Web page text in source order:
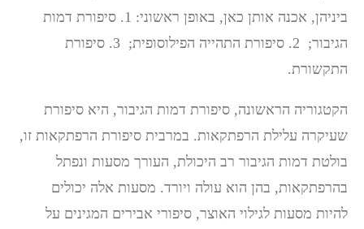
ביניהן, אכנה אותן כאן, באופן ראשוני: 1. סיפורת דמות
הגיבור; 2. סיפורת התהייה הפילוסופית; 3. סיפורת
התקשורת.
הקטגוריה הראשונה, סיפורת דמות הגיבור, היא סיפורת
שעיקרה עלילת הרפתקאות. במרבית סיפורת הרפתקאות זו,
בולטת דמות הגיבור רב היכולת, העורך מסעות ונפתל
בהרפתקאות, בהן הוא עולה ויורד. מסעות אלה יכולים
להיות מסעות לגילוי האוצר, סיפורי אבירים המגינים על